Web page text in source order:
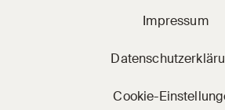
Impressum
Cookie-